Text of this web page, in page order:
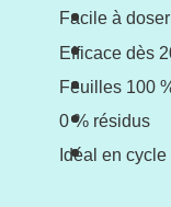
Facile à
Efficace dès
Feuilles 100
0 % résidus
Idéal en